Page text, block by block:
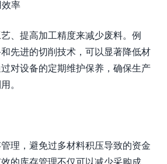
率
、提高加工精度来减少废料。例
先进的切削技术，可以显著降低材
对设备的定期维护保养，确保生产
。
理，避免过多材料积压导致的资金
的库存管理不仅可以减少采购成